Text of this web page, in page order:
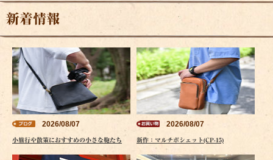
新着情報
2026/08/07
小旅行や散策におすすめの小さな鞄たち
2026/08/07
新作：マルチポシェット(CP-15)